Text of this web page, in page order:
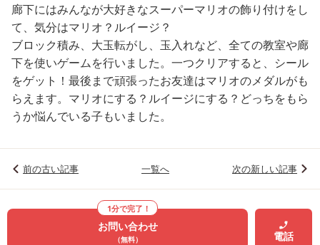
廊下にはみんなが大好きなスーパーマリオの飾り付けをし
て、気分はマリオ？ルイージ？
ブロック積み、大玉転がし、玉入れなど、全ての教室や廊
下を使いゲームを行いました。一つクリアすると、シール
をゲット！最後まで頑張ったお友達はマリオのメダルがも
らえます。マリオにする？ルイージにする？どっちをもら
うか悩んでいる子もいました。
前の古い記事 一覧へ 次の新しい記事
1分で完了！
お問い合わせ
（無料） 電話